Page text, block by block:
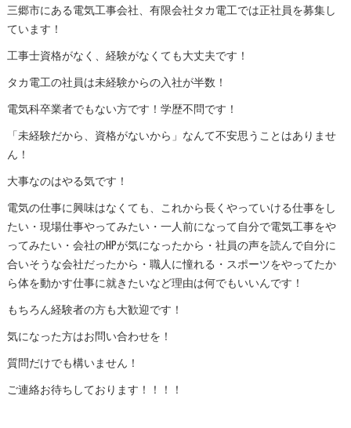
三郷市にある電気工事会社、有限会社タカ電工では正社員を募集し
ています！
工事士資格がなく、経験がなくても大丈夫です！
タカ電工の社員は未経験からの入社が半数！
電気科卒業者でもない方です！学歴不問です！
「未経験だから、資格がないから」なんて不安思うことはありませ
ん！
大事なのはやる気です！
電気の仕事に興味はなくても、これから長くやっていける仕事をし
たい・現場仕事やってみたい・一人前になって自分で電気工事をや
ってみたい・会社のHPが気になったから・社員の声を読んで自分に
合いそうな会社だったから・職人に憧れる・スポーツをやってたか
ら体を動かす仕事に就きたいなど理由は何でもいいんです！
もちろん経験者の方も大歓迎です！
気になった方はお問い合わせを！
質問だけでも構いません！
ご連絡お待ちしております！！！！